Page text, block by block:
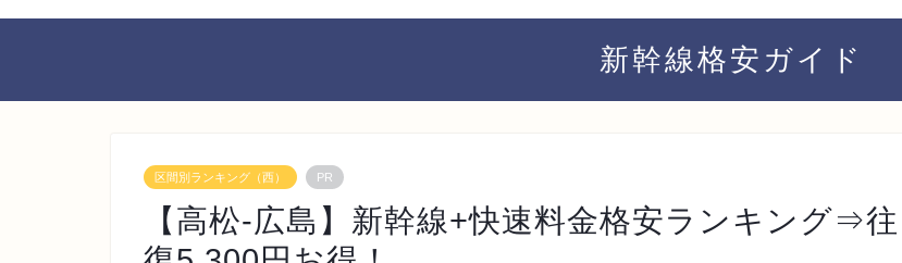
新幹線格安ガイド
区間別ランキング（西） PR
【高松-広島】新幹線+快速料金格安ランキング⇒往